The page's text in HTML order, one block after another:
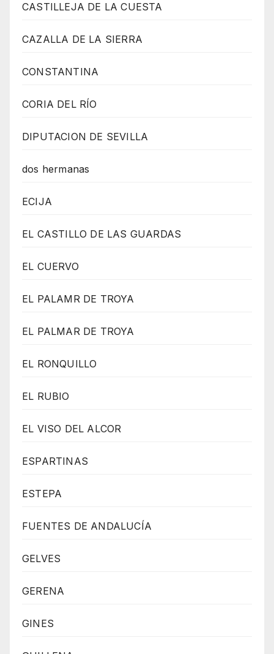
CASTILLEJA DE LA CUESTA
CAZALLA DE LA SIERRA
CONSTANTINA
CORIA DEL RÍO
DIPUTACION DE SEVILLA
dos hermanas
ECIJA
EL CASTILLO DE LAS GUARDAS
EL CUERVO
EL PALAMR DE TROYA
EL PALMAR DE TROYA
EL RONQUILLO
EL RUBIO
EL VISO DEL ALCOR
ESPARTINAS
ESTEPA
FUENTES DE ANDALUCÍA
GELVES
GERENA
GINES